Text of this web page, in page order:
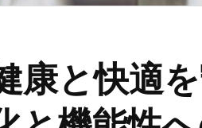
康と快適